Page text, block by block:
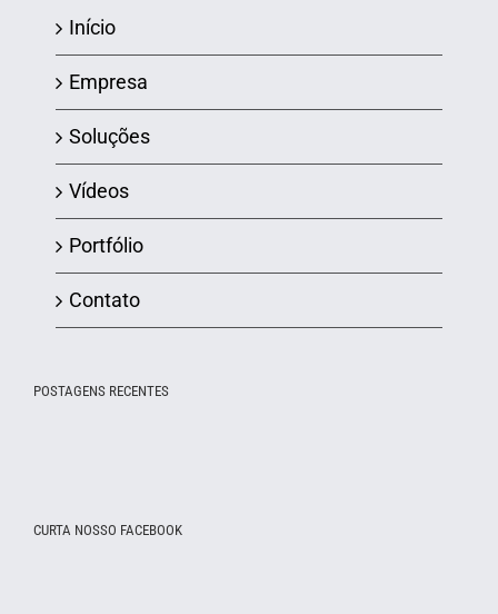
Início
Empresa
Soluções
Vídeos
Portfólio
Contato
POSTAGENS RECENTES
CURTA NOSSO FACEBOOK